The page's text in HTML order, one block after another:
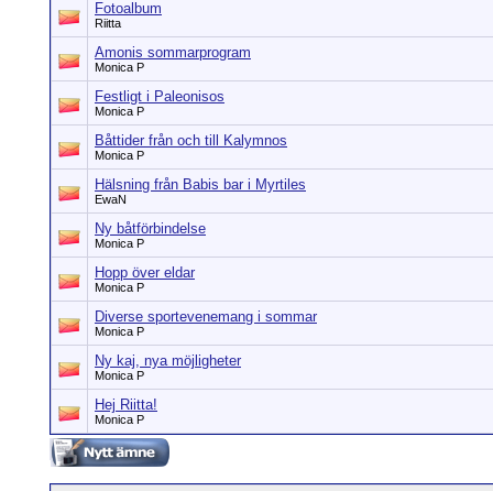
Fotoalbum
Riitta
Amonis sommarprogram
Monica P
Festligt i Paleonisos
Monica P
Båttider från och till Kalymnos
Monica P
Hälsning från Babis bar i Myrtiles
EwaN
Ny båtförbindelse
Monica P
Hopp över eldar
Monica P
Diverse sportevenemang i sommar
Monica P
Ny kaj, nya möjligheter
Monica P
Hej Riitta!
Monica P